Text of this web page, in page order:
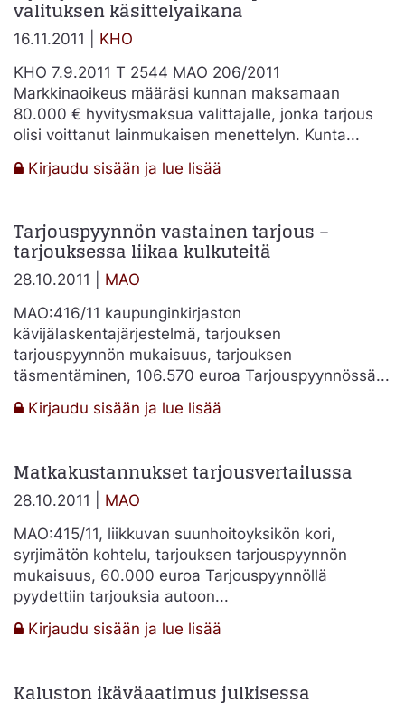
tappiollisuus
julkisten
hankintojen
tarjouskilpailussa
valituksen käsittelyaikana
16.11.2011 | KHO
KHO 7.9.2011 T 2544 MAO 206/2011
Markkinaoikeus määräsi kunnan maksamaan
80.000 € hyvitysmaksua valittajalle, jonka tarjous
olisi voittanut lainmukaisen menettelyn. Kunta...
Kirjaudu sisään ja lue lisää
KHO-
valituksen
Tarjouspyynnön vastainen tarjous –
tarjouksessa liikaa kulkuteitä
28.10.2011 | MAO
MAO:416/11 kaupunginkirjaston
kävijälaskentajärjestelmä, tarjouksen
tarjouspyynnön mukaisuus, tarjouksen
täsmentäminen, 106.570 euroa Tarjouspyynnössä...
Kirjaudu sisään ja lue lisää
tarjous
liikaa
kulkuteitä
Matkakustannukset tarjousvertailussa
28.10.2011 | MAO
MAO:415/11, liikkuvan suunhoitoyksikön kori,
syrjimätön kohtelu, tarjouksen tarjouspyynnön
mukaisuus, 60.000 euroa Tarjouspyynnöllä
pyydettiin tarjouksia autoon...
Kirjaudu sisään ja lue lisää
Kaluston ikäväaatimus julkisessa